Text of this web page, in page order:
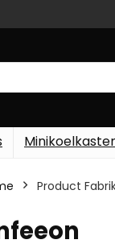
Product